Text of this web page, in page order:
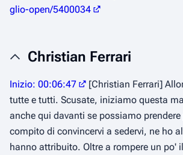
glio-open/5400034
Christian Ferrari
Inizio: 00:06:47
[Christian Ferrari]
tutte e tutti. Scusate, iniziamo questa
anche qui davanti se possiamo
compito di convincervi a sedervi, ne ho
hanno attribuito. Oltre a rompere un po'